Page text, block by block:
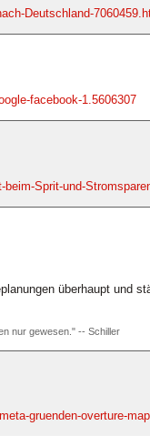
Deutschland-
facebook-1.5606307
Sprit-und-
überhaupt und
nur gewesen." -- Schiller
gruenden-overture-